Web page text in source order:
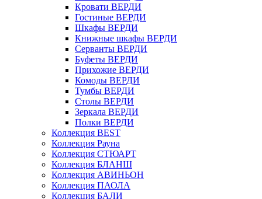
Кровати ВЕРДИ
Гостиные ВЕРДИ
Шкафы ВЕРДИ
Книжные шкафы ВЕРДИ
Серванты ВЕРДИ
Буфеты ВЕРДИ
Прихожие ВЕРДИ
Комоды ВЕРДИ
Тумбы ВЕРДИ
Столы ВЕРДИ
Зеркала ВЕРДИ
Полки ВЕРДИ
Коллекция BEST
Коллекция Рауна
Коллекция СТЮАРТ
Коллекция БЛАНШ
Коллекция АВИНЬОН
Коллекция ПАОЛА
Коллекция БАЛИ